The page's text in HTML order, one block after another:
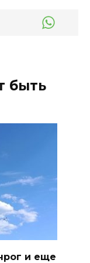
быть
и еще